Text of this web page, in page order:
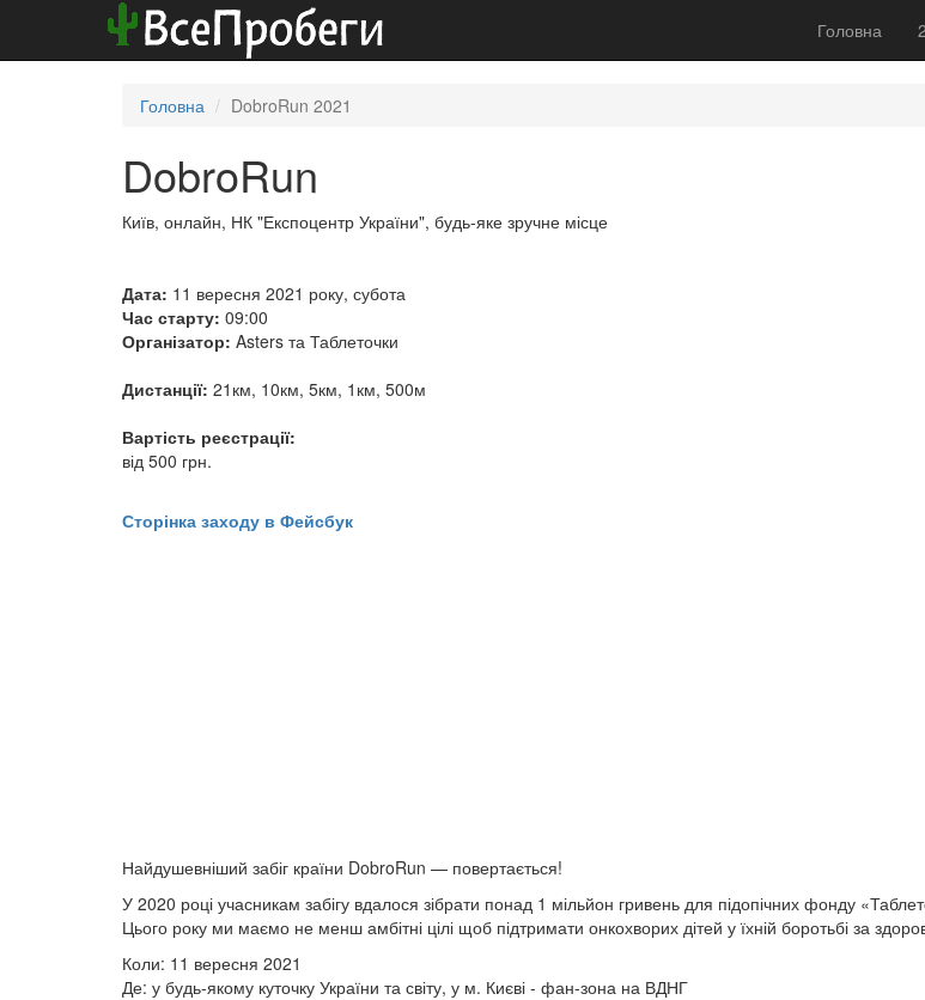
Головна
Головна DobroRun 2021
DobroRun
Київ, онлайн, НК "Експоцентр України", будь-яке зручне місце
Дата: 11 вересня 2021 року, субота
Час старту: 09:00
Організатор: Asters та Таблеточки
Дистанції: 21км, 10км, 5км, 1км, 500м
Вартість реєстрації:
від 500 грн.
Сторінка заходу в Фейсбук
Найдушевніший забіг країни DobroRun — повертається!
У 2020 році учасникам забігу вдалося зібрати понад 1 мільйон гривень для підопічних фонду
Цього року ми маємо не менш амбітні цілі щоб підтримати онкохворих дітей у їхній боротьбі за
Коли: 11 вересня 2021
Де: у будь-якому куточку України та світу, у м. Києві - фан-зона на ВДНГ